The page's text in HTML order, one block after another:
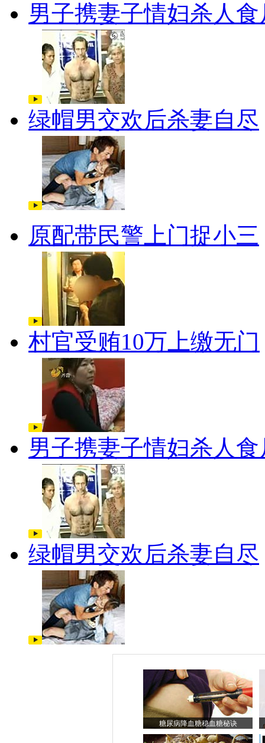
男子携妻子情妇杀人食
绿帽男交欢后杀妻自尽
原配带民警上门捉小三
村官受贿10万上缴无门
男子携妻子情妇杀人食
绿帽男交欢后杀妻自尽
糖尿病降血糖稳血糖秘诀